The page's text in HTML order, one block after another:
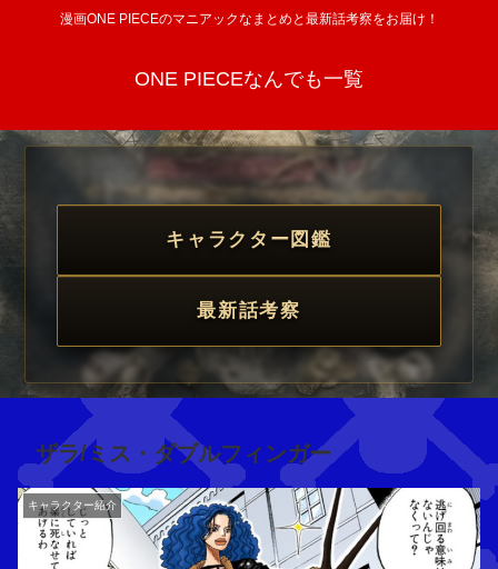
漫画ONE PIECEのマニアックなまとめと最新話考察をお届け！
ONE PIECEなんでも一覧
キャラクター図鑑
最新話考察
ザラ/ミス・ダブルフィンガー
キャラクター紹介